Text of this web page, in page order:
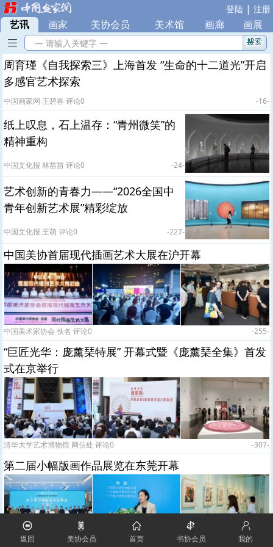
登陆 | 注册
艺讯 画家 美协会员 美术馆 画廊 画展
— 请输入关键字 —
周育瑾《自我探索三》上海首发 “生命的十二道光”开启
多感官艺术探索
-16-
中国画家网 王碧春 评论0
纸上叹息，石上温存：“青州微笑”的
精神重构
-24-
中国文化报 林苗苗 评论0
艺术创新的青春力——“2026全国中
青年创新艺术展”精彩绽放
-227-
中国文化报 王萌 评论0
中国美协首届现代插画艺术大展在沪开幕
-255-
中国美术家协会 佚名 评论0
“巨匠光华：庞薰琹特展” 开幕式暨《庞薰琹全集》首发
式在京举行
-307-
清华大学艺术博物馆 网信处 评论0
第二届小幅版画作品展览在东莞开幕
-328-
岭南美术馆 佚名 评论0
返回 美协会员 首页 书协会员 我的